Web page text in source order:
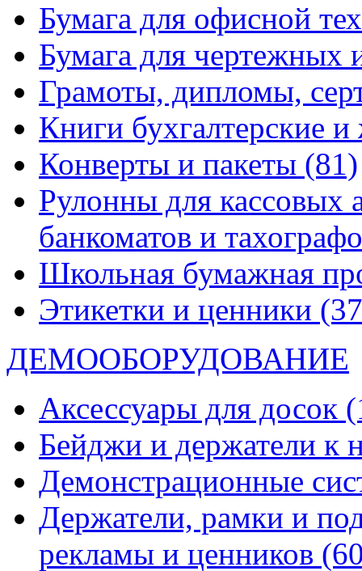
Бумага для офисной
Бумага для чертежных
Грамоты, дипломы,
Книги бухгалтерские
Конверты и пакеты (81)
Рулонны для кассовых
банкоматов и
Школьная бумажная
Этикетки и ценники
ДЕМООБОРУДОВАНИЕ
Аксессуары для досок
Бейджи и держатели к
Демонстрационные
Держатели, рамки и
рекламы и ценников